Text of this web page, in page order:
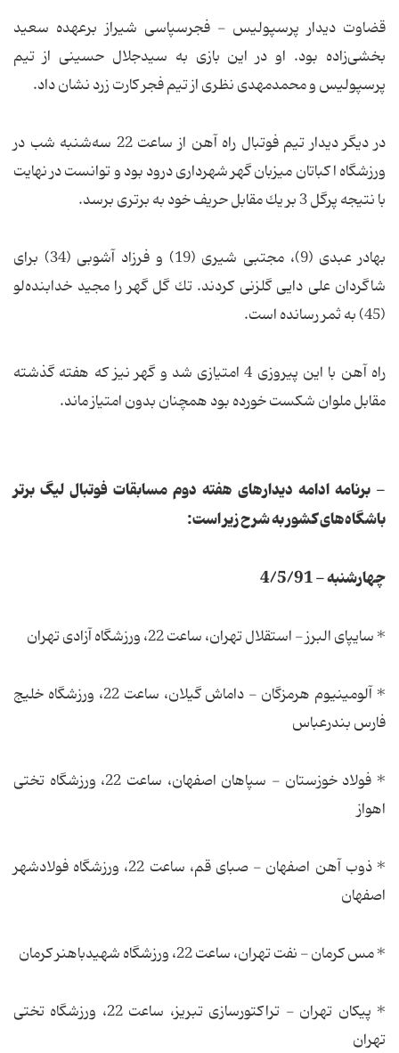
قضاوت دیدار پرسپولیس - فجرسپاسی شیراز برعهده سعید
بخشی‌زاده بود. او در این بازی به سیدجلال حسینی از تیم
پرسپولیس و محمدمهدی نظری از تیم فجر کارت زرد نشان داد.
در دیگر دیدار تیم فوتبال راه آهن از ساعت 22 سه‌شنبه شب در
ورزشگاه ا كباتان میزبان گهر شهرداری درود بود و توانست در نهایت
با نتیجه پرگل 3 بر یك مقابل حریف خود به برتری برسد.
بهادر عبدی (9)، مجتبی شیری (19) و فرزاد آشوبی (34) برای
شاگردان علی دایی گلزنی كردند. تك گل گهر را مجید خدابنده‌لو
(45) به ثمر رسانده است.
راه آهن با این پیروزی 4 امتیازی شد و گهر نیز كه هفته گذشته
مقابل ملوان شكست خورده بود همچنان بدون امتیاز ماند.
- برنامه ادامه دیدارهای هفته دوم مسابقات فوتبال لیگ برتر
باشگاه‌های کشور به شرح زیر است:
چهارشنبه - 4/5/91
* سایپای البرز - استقلال تهران، ساعت 22، ورزشگاه آزادی تهران
* آلومینیوم هرمزگان - داماش گیلان، ساعت 22، ورزشگاه خلیج
فارس بندرعباس
* فولاد خوزستان - سپاهان اصفهان، ساعت 22، ورزشگاه تختی
اهواز
* ذوب آهن اصفهان - صبای قم، ساعت 22، ورزشگاه فولادشهر
اصفهان
* مس کرمان - نفت تهران، ساعت 22، ورزشگاه شهیدباهنر کرمان
* پیکان تهران - تراکتورسازی تبریز، ساعت 22، ورزشگاه تختی
تهران